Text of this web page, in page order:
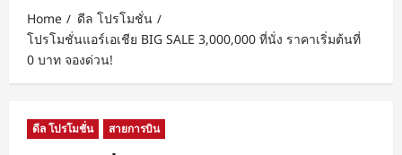
Home
ดีล โปรโมชั่น
โปรโมชั่นแอร์เอเชีย BIG SALE 3,000,000 ที่นั่ง ราคาเริ่มต้นที่
0 บาท จองด่วน!
ดีล โปรโมชั่น สายการบิน